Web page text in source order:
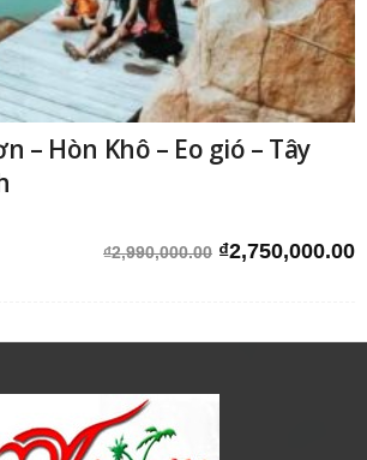
– Hòn Khô – Eo gió – Tây
₫2,990,000.00 Giá
₫2,750,000.00